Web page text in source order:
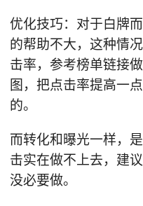
优化技巧：对于白牌
的帮助不大，这种情
击率，参考榜单链接
图，把点击率提高一
的。
而转化和曝光一样，
击实在做不上去，建
没必要做。